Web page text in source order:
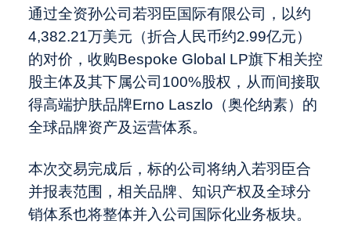
Global - English
开冰啤酒之前的故事
最近访问
Beauty出海2.0：从若羽臣收购奥伦纳
素，看中国美妆全球化升级
通过全资孙公司若羽臣国际有限公司，以约
4,382.21万美元（折合人民币约2.99亿元）
的对价，收购Bespoke Global LP旗下相关控
股主体及其下属公司100%股权，从而间接取
得高端护肤品牌Erno Laszlo（奥伦纳素）的
全球品牌资产及运营体系。
本次交易完成后，标的公司将纳入若羽臣合
并报表范围，相关品牌、知识产权及全球分
销体系也将整体并入公司国际化业务板块。